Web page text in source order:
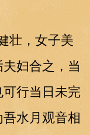
，女子美
妇合之，当
行当日未完
水月观音相